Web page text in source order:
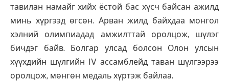
тавилан намайг хийх ёстой бас хүсч байсан ажилд
минь хүргээд өгсөн. Арван жилд байхдаа монгол
хэлний олимпиадад амжилттай оролцож, шүлэг
бичдэг байв. Болгар улсад болсон Олон улсын
хүүхдийн шүлгийн IV ассамблейд таван шүлгээрээ
оролцож, мөнгөн медаль хүртэж байлаа.